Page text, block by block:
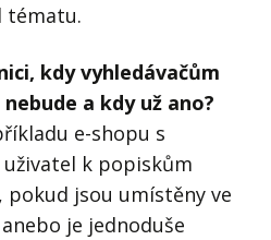
tématu.
kdy vyhledávačům
a kdy už ano?
e-shopu s
k popiskům
jsou umístěny ve
je jednoduše